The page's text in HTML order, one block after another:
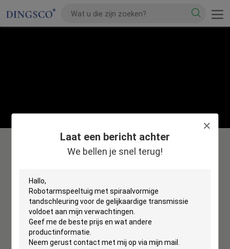
Laat een bericht achter
We bellen je snel terug!